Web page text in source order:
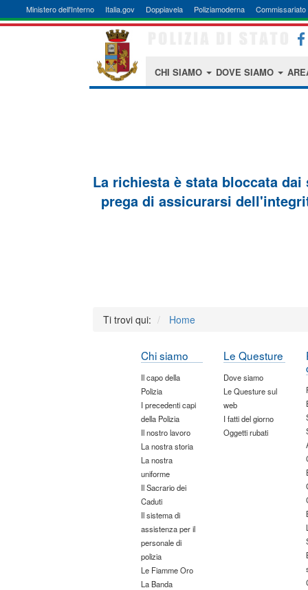
Ministero dell'Interno Italia.gov Doppiavela Poliziamoderna Commissariato
CHI SIAMO DOVE SIAMO
La richiesta è stata bloccata
prega di assicurarsi
Ti trovi qui: Home
Chi siamo
Il capo della
Polizia
I precedenti capi
della Polizia
Il nostro lavoro
La nostra storia
La nostra
uniforme
Il Sacrario dei
Caduti
Il sistema di
assistenza per il
personale di
polizia
Le Fiamme Oro
La Banda
Le Questure
Dove siamo
Le Questure sul
web
I fatti del giorno
Oggetti rubati